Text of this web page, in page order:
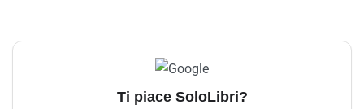
Ti piace SoloLibri?